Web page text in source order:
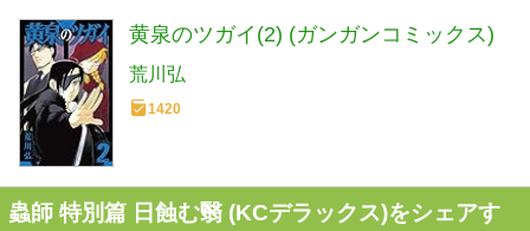
黄泉のツガイ(2) (ガンガンコミックス)
荒川弘
1420
蟲師 特別篇 日蝕む翳 (KCデラックス)をシェアす